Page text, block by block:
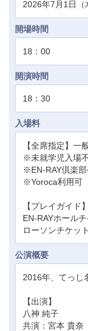
2026年7月1日（
開場時間
18：00
開演時間
18：30
入場料
【全席指定】一
※未就学児入場
※EN-RAY倶楽
※Yoroca利用可
【プレイガイド】
EN-RAYホール
ローソンチケッ
公演概要
2016年、てっし
【出演】
八神 純子
共演：宮本 貴奈